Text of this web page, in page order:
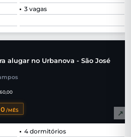
3 vagas
alugar no Urbanova - São José
/MÊS ↗
4 dormitórios